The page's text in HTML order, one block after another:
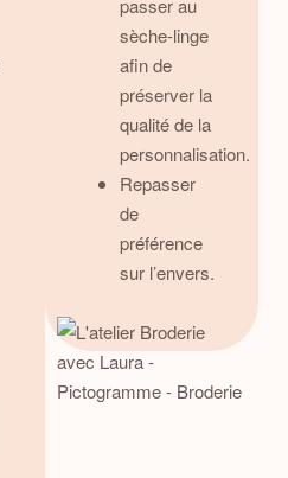
passer au
sèche-linge
afin de
préserver la
qualité de la
personnalisation.
Repasser
de
préférence
sur l’envers.